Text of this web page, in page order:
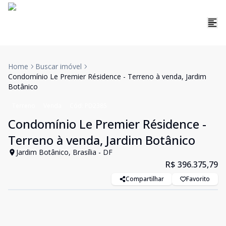
Home
Buscar imóvel
Condomínio Le Premier Résidence - Terreno à venda, Jardim
Botânico
Condomínio Le Premier Résidence -
Terreno à venda, Jardim Botânico
Jardim Botânico, Brasília - DF
R$ 396.375,79
Compartilhar Favorito